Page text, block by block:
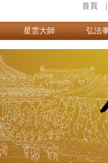
首頁
星雲大師 弘法